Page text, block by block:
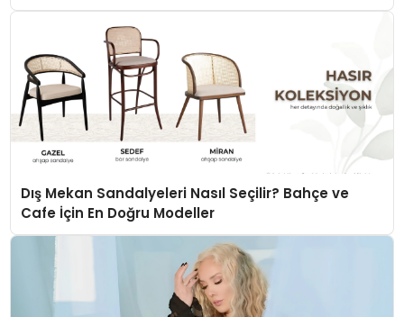
Dış Mekan Sandalyeleri Nasıl Seçilir? Bahçe ve
Cafe İçin En Doğru Modeller